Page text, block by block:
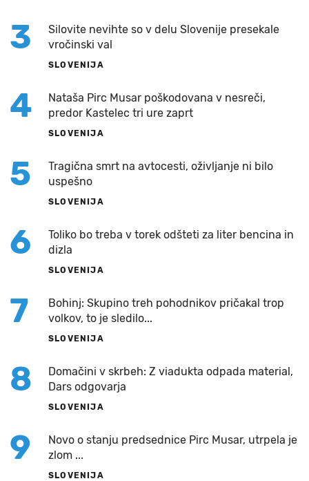
3
Silovite nevihte so v delu Slovenije presekale
vročinski val
SLOVENIJA
4
Nataša Pirc Musar poškodovana v nesreči,
predor Kastelec tri ure zaprt
SLOVENIJA
5
Tragična smrt na avtocesti, oživljanje ni bilo
uspešno
SLOVENIJA
6
Toliko bo treba v torek odšteti za liter bencina in
dizla
SLOVENIJA
7
Bohinj: Skupino treh pohodnikov pričakal trop
volkov, to je sledilo...
SLOVENIJA
8
Domačini v skrbeh: Z viadukta odpada material,
Dars odgovarja
SLOVENIJA
9
Novo o stanju predsednice Pirc Musar, utrpela je
zlom ...
SLOVENIJA